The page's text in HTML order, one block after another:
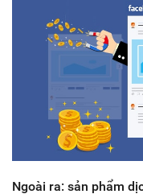
Ngoài ra: sản phẩm